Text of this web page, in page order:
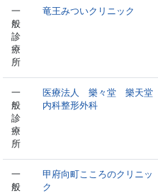
一
般
診
療
所
竜王みついクリニック
一
般
診
療
所
医療法人 樂々堂 樂天堂
内科整形外科
一
般
甲府向町こころのクリニッ
ク